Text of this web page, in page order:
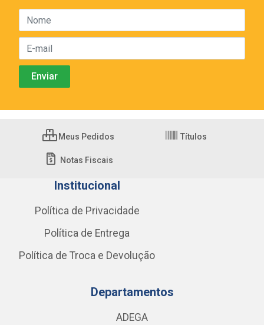
Meus Pedidos Títulos
Notas Fiscais
Institucional
Política de Privacidade
Política de Entrega
Política de Troca e Devolução
Departamentos
ADEGA